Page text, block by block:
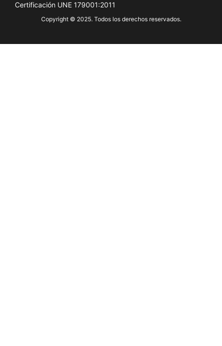
Certificación UNE 179001:2011
Copyright © 2025. Todos los derechos reservados.